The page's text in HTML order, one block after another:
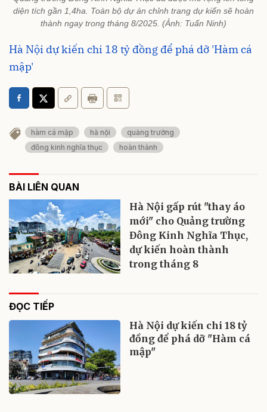
diện tích gần 1,4ha. Toàn bộ dự án chỉnh trang dự kiến sẽ hoàn
thành ngay trong tháng 8/2025. (Ảnh: Tuấn Ninh)
Hà Nội dự kiến chi 18 tỷ đồng để phá dỡ 'Hàm cá
mập'
hàm cá mập hà nội
quảng trường
đông kinh nghĩa thục
hoàn thành
BÀI LIÊN QUAN
Hà Nội gấp rút "thay áo
mới" cho Quảng trường
Đông Kinh Nghĩa Thục,
dự kiến hoàn thành
trong tháng 8
ĐỌC TIẾP
Hà Nội dự kiến chi 18 tỷ
đồng để phá dỡ "Hàm cá
mập"